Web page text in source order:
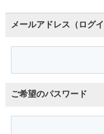
メールアドレス（ログイ
ご希望のパスワード